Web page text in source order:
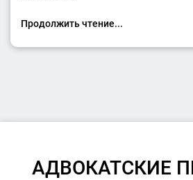
Продолжить чтение...
АДВОКАТСКИЕ